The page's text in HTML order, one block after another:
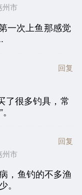
市
一次上鱼那感觉
回复
了很多钓具，常
市
回复
，鱼钓的不多渔
。